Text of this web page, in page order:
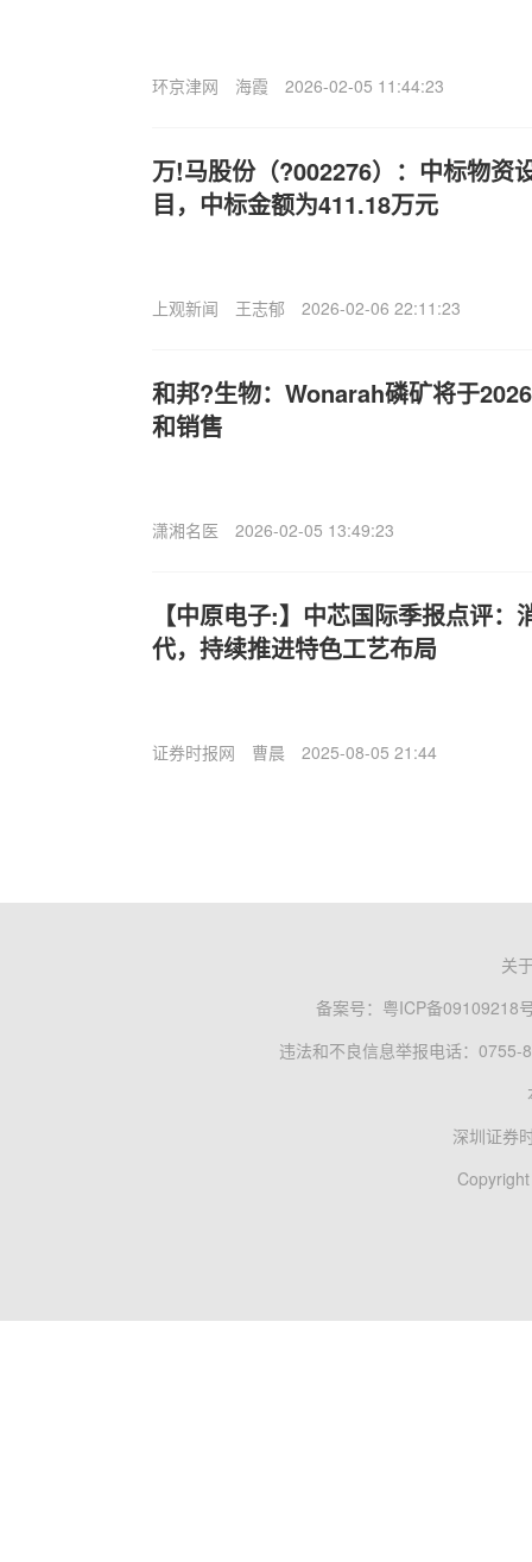
环京津网 海霞 2026-02-05 11:44:23
万!马股份（?002276）：中标物资
目，中标金额为411.18万元
上观新闻 王志郁 2026-02-06 22:11:23
和邦?生物：Wonarah磷矿将于
和销售
潇湘名医 2026-02-05 13:49:23
【中原电子:】中芯国际季报点评
代，持续推进特色工艺布局
证券时报网 曹晨 2025-08-05 21:44
关
备案号： 粤ICP备09109218
违法和不良信息举报电话：0755-
深圳证券